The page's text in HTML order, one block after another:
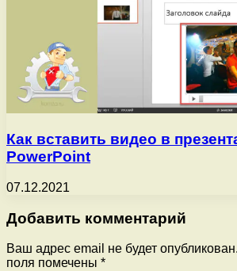
Как вставить видео в
PowerPoint
07.12.2021
Добавить комментарий
Ваш адрес email не будет опубликован.
поля помечены *